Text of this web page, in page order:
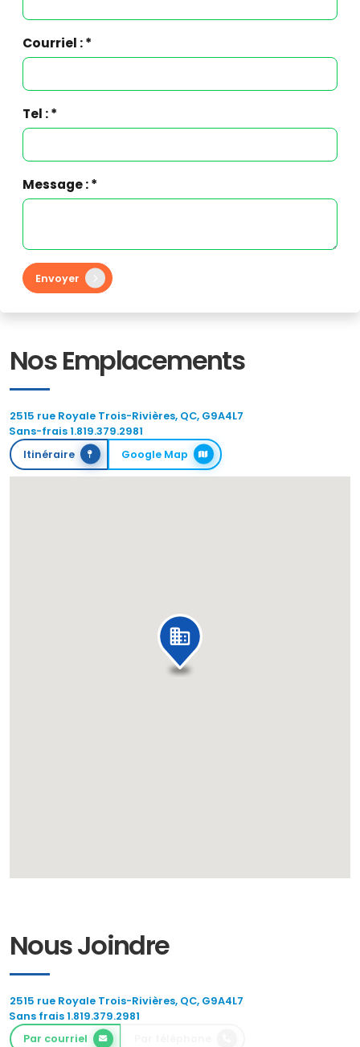
Courriel : *
Tel : *
Message : *
Envoyer
Nos Emplacements
2515 rue Royale Trois-Rivières, QC, G9A4L7
Sans-frais 1.819.379.2981
Itinéraire
Google Map
Nous Joindre
2515 rue Royale Trois-Rivières, QC, G9A4L7
Sans frais 1.819.379.2981
Par courriel